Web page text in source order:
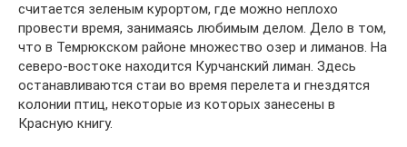
считается зеленым курортом, где можно неплохо
провести время, занимаясь любимым делом. Дело в том,
что в Темрюкском районе множество озер и лиманов. На
северо-востоке находится Курчанский лиман. Здесь
останавливаются стаи во время перелета и гнездятся
колонии птиц, некоторые из которых занесены в
Красную книгу.